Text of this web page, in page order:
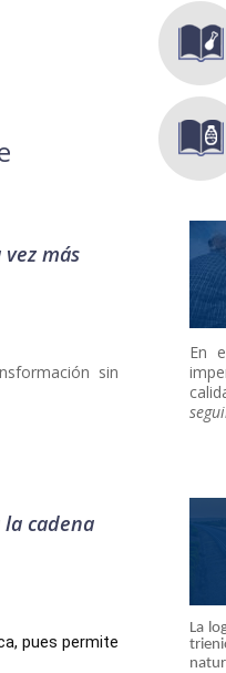
más
sin
En
cadena
pues permite
La